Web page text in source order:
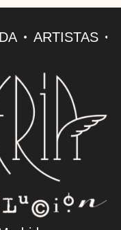
ARTISTAS